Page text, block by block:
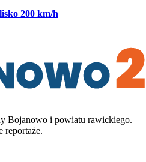
200 km/h
Bojanowo i powiatu rawickiego.
reportaże.